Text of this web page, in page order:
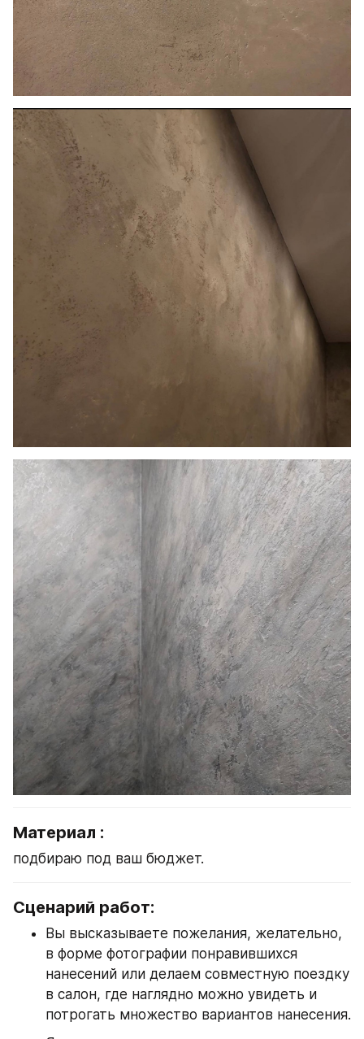
Материал :
подбираю под ваш бюджет.
Сценарий работ:
Вы высказываете пожелания, желательно,
в форме фотографии понравившихся
нанесений или делаем совместную поездку
в салон, где наглядно можно увидеть и
потрогать множество вариантов нанесения.